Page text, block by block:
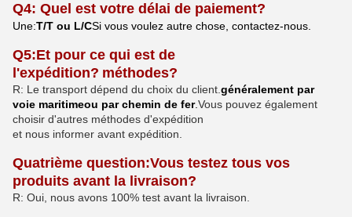
Q4: Quel est votre délai de paiement?
Une:T/T ou L/CSi vous voulez autre chose, contactez-nous.
Q5:Et pour ce qui est de
l'expédition? méthodes?
R: Le transport dépend du choix du client. généralement par
voie maritimeou par chemin de fer.Vous pouvez également
choisir d'autres méthodes d'expédition
et nous informer avant expédition.
Quatrième question:Vous testez tous vos
produits avant la livraison?
R: Oui, nous avons 100% test avant la livraison